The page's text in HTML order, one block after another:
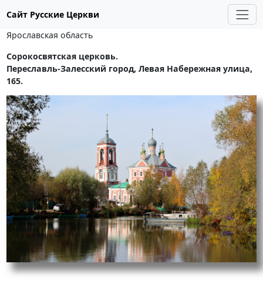
Сайт Русские Церкви
Ярославская область
Сорокосвятская церковь.
Переславль-Залесский город, Левая Набережная улица,
165.